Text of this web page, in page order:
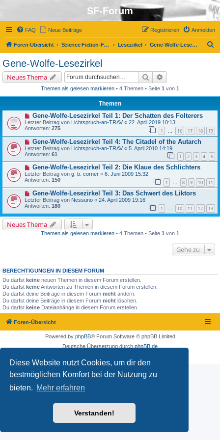
Diese Website nutzt Cookies, um dir den
bestmöglichen Komfort bei der Nutzung zu
bieten. Mehr erfahren
Verstanden!
SF-Forum
FAQ Neue Beiträge Anmelden
Registrieren
Foren-Übersicht Science Fiction-Forum Lesezirkel Gene-Wolfe-Lesezirkel
Gene-Wolfe-Lesezirkel
Neues Thema Suche
Themen als gelesen markieren • 4 Themen • Seite 1 von 1
Themen
Gene-Wolfe-Lesezirkel Teil 1: Der Schatten des Folterers
Letzter Beitrag von Lichtspruch-an-TRAV « 22. April 2019 10:13
Antworten: 275 1 … 16 17 18 19
Gene-Wolfe-Lesezirkel Teil 4: The Citadel of the Autarch
Letzter Beitrag von Lichtspruch-an-TRAV « 5. April 2010 14:19
Antworten: 61 1 2 3 4 5
Gene-Wolfe-Lesezirkel Teil 2: Die Klaue des Schlichters
Letzter Beitrag von g. b. corner « 6. Juni 2009 15:32
Antworten: 150 1 … 8 9 10 11
Gene-Wolfe-Lesezirkel Teil 3: Das Schwert des Liktors
Letzter Beitrag von Nessuno « 24. April 2009 19:16
Antworten: 180 1 … 10 11 12 13
Neues Thema
Themen als gelesen markieren • 4 Themen • Seite 1 von 1
Gehe zu
BERECHTIGUNGEN IN DIESEM FORUM
Du darfst keine neuen Themen in diesem Forum erstellen.
Du darfst keineAntworten zu Themen in diesem Forum erstellen.
Du darfst deine Beiträge in diesem Forum nicht ändern.
Du darfst deine Beiträge in diesem Forum nicht löschen.
Du darfst keine Dateianhänge in diesem Forum erstellen.
Foren-Übersicht
Powered by phpBB® Forum Software © phpBB Limited
Deutsche Übersetzung durch phpBB.de